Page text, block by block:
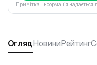
Примітка. Інформація надається
ОглядНовиниРейтинг